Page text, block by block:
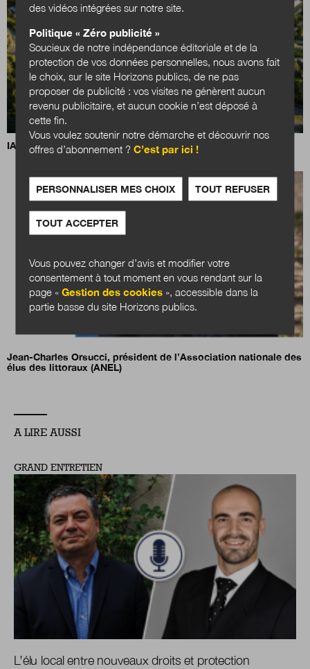
IA, data centers et territoires : quels choix pour demain ?
Jean-Charles Orsucci, président de l’Association nationale des
élus des littoraux (ANEL)
A LIRE AUSSI
GRAND ENTRETIEN
L’élu local entre nouveaux droits et protection
des vidéos intégrées sur notre site.
Politique « Zéro publicité »
Soucieux de notre indépendance éditoriale et de la
protection de vos données personnelles, nous avons fait
le choix, sur le site Horizons publics, de ne pas
proposer de publicité : vos visites ne génèrent aucun
revenu publicitaire, et aucun cookie n’est déposé à
cette fin.
Vous voulez soutenir notre démarche et découvrir nos
offres d’abonnement ?C’est par ici !
PERSONNALISER MES CHOIX TOUT REFUSER
TOUT ACCEPTER
Vous pouvez changer d’avis et modifier votre
consentement à tout moment en vous rendant sur la
page «Gestion des cookies », accessible dans la
partie basse du site Horizons publics.